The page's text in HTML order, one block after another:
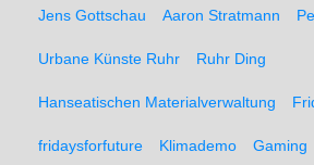
Jens Gottschau Aaron Stratmann
Urbane Künste Ruhr Ruhr Ding
Hanseatischen Materialverwaltung
fridaysforfuture Klimademo Gaming